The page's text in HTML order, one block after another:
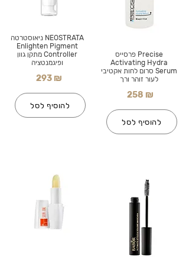
NEOSTRATA ניאוסטרטה
Enlighten Pigment
Controller מתקן גוון
ופיגמנטציה
293 ₪
להוסיף לסל
Precise פרסייס
Activating Hydra
Serum סרום לחות אקטיבי
לעור זוהר ורך
258 ₪
להוסיף לסל